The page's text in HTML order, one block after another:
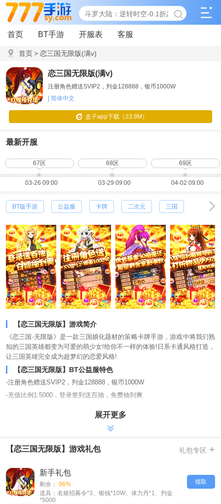
首页 BT手游 开服表 客服
首页> 恋三国无限版(满v)
恋三国无限版(满v)
注册角色赠送SVIP2，判金128888，银币1000W
| 简体中文
盒子app下载（23.9M）
最新开服
67区
03-26 09:00
68区
03-29 09:00
69区
04-02 09:00
BT版手游 公益服 卡牌 二次元 三国
【恋三国无限版】游戏简介
《恋三国-无限版》是一款三国娘化题材的策略卡牌手游，游戏中将我们熟
知的三国英雄都变为可爱的萌少女!给你不一样的体验!日系卡通风格打造，
让三国英雄完全成为超梦幻的恋爱风格!
【恋三国无限版】BT公益服特色
-注册角色赠送SVIP2，判金128888，银币1000W
-充值比例1:5000，登录签到送百抽，免费抽到爽
-打怪无限掉充值与游戏托专属币，首充更有三倍返还
-专属托币商城，无需充值，红将免费拿
-开服战力排行送绝版称号，核心武将，顶级神器及海量养成材料
海量养成材料升级免费领取
-累计登录送五百万判金及VIP经验，橙色武将，来玩就送
【恋三国无限版】VIP介绍
展开更多
【恋三国无限版】游戏礼包 礼包专区 +
领取
新手礼包
剩余： 96%
道具：名姬招募令*3、银钱*10W、体力丹*1、判金
*5000